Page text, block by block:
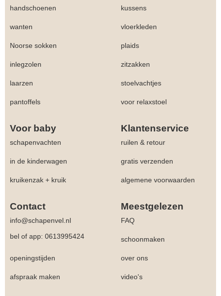
handschoenen kussens
wanten vloerkleden
Noorse sokken plaids
inlegzolen zitzakken
laarzen stoelvachtjes
pantoffels voor relaxstoel
Voor baby Klantenservice
schapenvachten ruilen & retour
in de kinderwagen gratis verzenden
kruikenzak + kruik algemene voorwaarden
Contact Meestgelezen
info@schapenvel.nl
FAQ
bel of app: 0613995424
schoonmaken
openingstijden over ons
afspraak maken video's